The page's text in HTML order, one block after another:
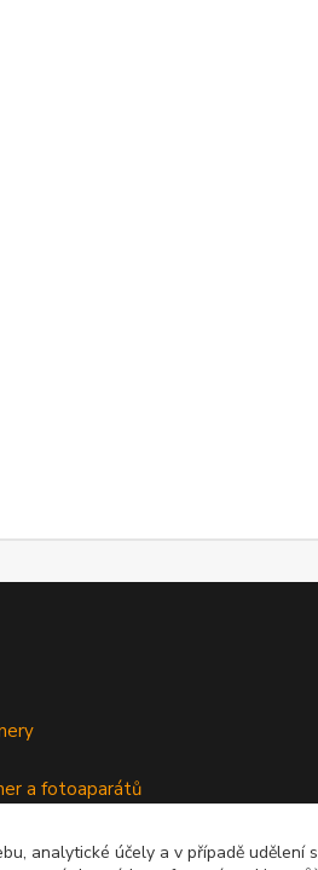
a fotoaparátů
a nabíječky
analytické účely a v případě udělení